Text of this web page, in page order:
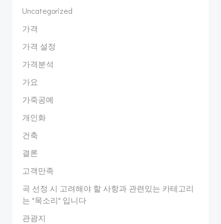
Uncategorized
가격
가격 설정
가격분석
가요
가죽공예
개인화
건축
결론
고객만족
곡 선정 시 고려해야 할 사항과 관련있는 카테고리
는 "목소리" 입니다
관광지